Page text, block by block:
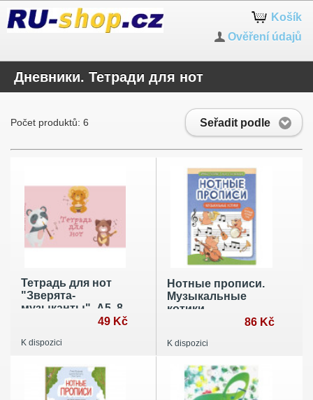
Košík
Ověření údajů
Дневники. Тетради для нот
Seřadit podle
Počet produktů: 6
Тетрадь для нот
"Зверята-
музыканты", А5, 8
49 Kč
K dispozici
Нотные прописи.
Музыкальные
котики
86 Kč
K dispozici